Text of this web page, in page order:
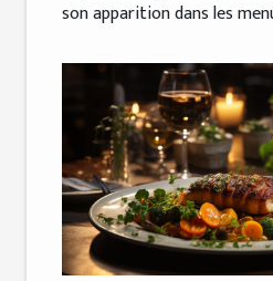
son apparition dans les